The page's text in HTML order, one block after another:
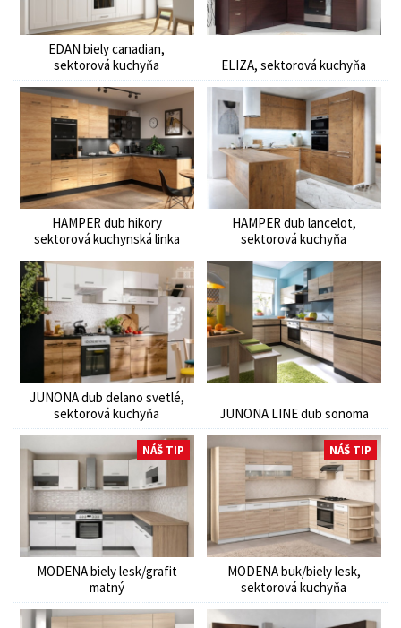
možnostiam.
EDAN biely canadian,
sektorová kuchyňa
ELIZA, sektorová kuchyňa
HAMPER dub hikory
sektorová kuchynská linka
HAMPER dub lancelot,
sektorová kuchyňa
JUNONA dub delano svetlé,
sektorová kuchyňa
JUNONA LINE dub sonoma
NÁŠ TIP
MODENA biely lesk/grafit
matný
NÁŠ TIP
MODENA buk/biely lesk,
sektorová kuchyňa